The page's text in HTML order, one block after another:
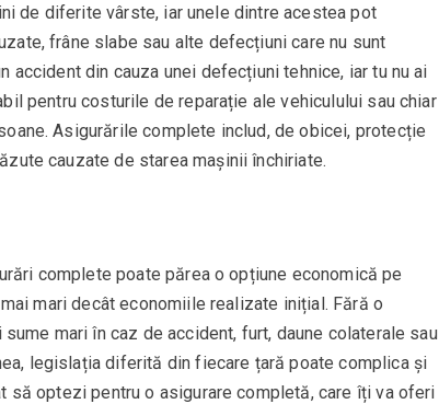
de diferite vârste, iar unele dintre acestea pot
frâne slabe sau alte defecțiuni care nu sunt
accident din cauza unei defecțiuni tehnice, iar tu nu ai
pentru costurile de reparație ale vehiculului sau chiar
Asigurările complete includ, de obicei, protecție
cauzate de starea mașinii închiriate.
complete poate părea o opțiune economică pe
mari decât economiile realizate inițial. Fără o
mari în caz de accident, furt, daune colaterale sau
legislația diferită din fiecare țară poate complica și
să optezi pentru o asigurare completă, care îți va oferi